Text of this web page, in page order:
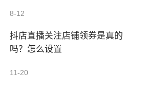
8-12
抖店直播关注店铺领券是真的
吗？怎么设置
11-20